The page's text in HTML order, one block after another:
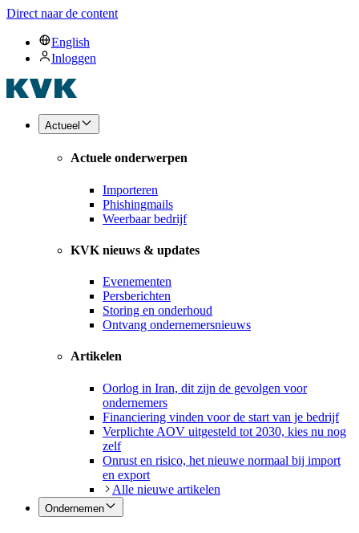
Direct naar de content
English
Inloggen
Actueel
Actuele onderwerpen
Importeren
Phishingmails
Weerbaar bedrijf
KVK nieuws & updates
Evenementen
Persberichten
Storing en onderhoud
Ontvang ondernemersnieuws
Artikelen
Oorlog in Iran, dit zijn de gevolgen voor
ondernemers
Financiering vinden voor de start van je bedrijf
Verplichte AOV uitgesteld tot 2030, kies nu nog
zelf
Onrust en risico, het nieuwe normaal bij import
en export
Alle nieuwe artikelen
Ondernemen